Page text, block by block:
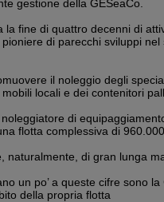
gestione della GESeaCo.
la fine di quattro decenni di
di parecchi sviluppi
il noleggio degli
locali e dei contenitori
di
flotta complessiva di
naturalmente, di gran lunga
un po’ a queste cifre sono
della propria flotta